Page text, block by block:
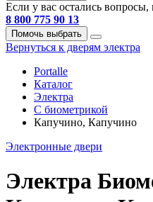
Если у вас остались
8 800 775 90 13
Помочь выбрать
Вернуться к дверям электра
Portalle
Каталог
Электра
С биометрикой
Капучино, Капучино
Электронные двери
Электра